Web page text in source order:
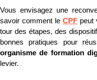
Vous envisagez une
savoir comment le CPF peut
tour des étapes, des
organisme de formation
levier.